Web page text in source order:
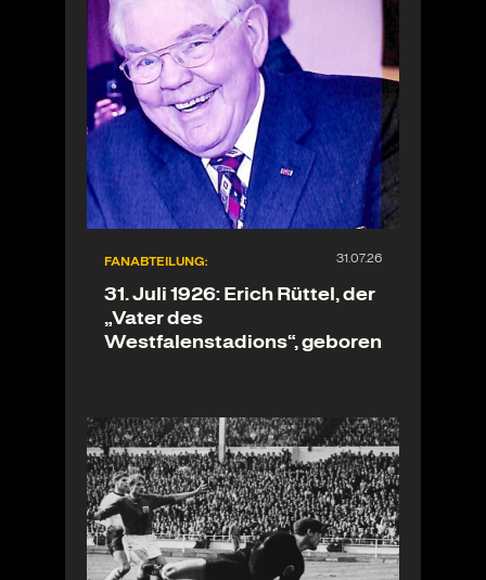
FANABTEILUNG:
31. Juli 1926: Erich Rüttel, der
„Vater des
Westfalenstadions“, geboren